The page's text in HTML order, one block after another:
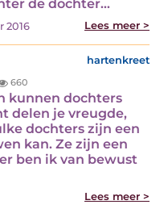
de dochter…
2016 Lees meer >
hartenkreet
660
kunnen dochters
delen je vreugde,
dochters zijn een
kan. Ze zijn een
ben ik van bewust
Lees meer >